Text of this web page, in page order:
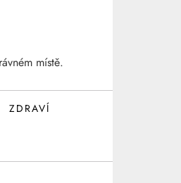
místě.
ZDRAVÍ